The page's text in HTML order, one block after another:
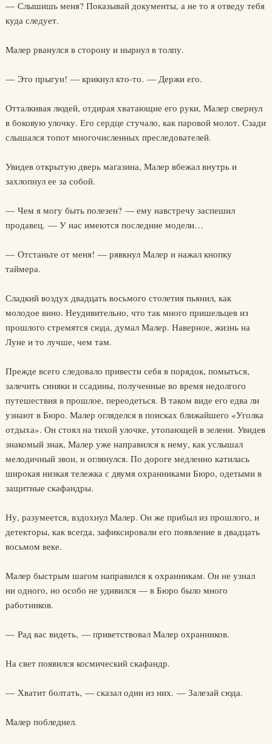
— Слышишь меня? Показывай документы, а не то я отведу тебя
куда следует.
Малер рванулся в сторону и нырнул в толпу.
— Это прыгун! — крикнул кто-то. — Держи его.
Отталкивая людей, отдирая хватающие его руки, Малер свернул
в боковую улочку. Его сердце стучало, как паровой молот. Сзади
слышался топот многочисленных преследователей.
Увидев открытую дверь магазина, Малер вбежал внутрь и
захлопнул ее за собой.
— Чем я могу быть полезен? — ему навстречу заспешил
продавец. — У нас имеются последние модели…
— Отстаньте от меня! — рявкнул Малер и нажал кнопку
таймера.
Сладкий воздух двадцать восьмого столетия пьянил, как
молодое вино. Неудивительно, что так много пришельцев из
прошлого стремятся сюда, думал Малер. Наверное, жизнь на
Луне и то лучше, чем там.
Прежде всего следовало привести себя в порядок, помыться,
залечить синяки и ссадины, полученные во время недолгого
путешествия в прошлое, переодеться. В таком виде его едва ли
узнают в Бюро. Малер огляделся в поисках ближайшего «Уголка
отдыха». Он стоял на тихой улочке, утопающей в зелени. Увидев
знакомый знак, Малер уже направился к нему, как услышал
мелодичный звон, и оглянулся. По дороге медленно катилась
широкая низкая тележка с двумя охранниками Бюро, одетыми в
защитные скафандры.
Ну, разумеется, вздохнул Малер. Он же прибыл из прошлого, и
детекторы, как всегда, зафиксировали его появление в двадцать
восьмом веке.
Малер быстрым шагом направился к охранникам. Он не узнал
ни одного, но особо не удивился — в Бюро было много
работников.
— Рад вас видеть, — приветствовал Малер охранников.
На свет появился космический скафандр.
— Хватит болтать, — сказал один из них. — Залезай сюда.
Малер побледнел.